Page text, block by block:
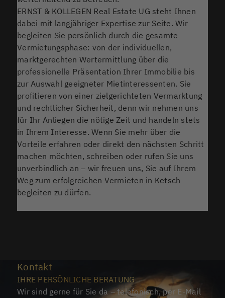
ERNST & KOLLEGEN Real Estate UG steht Ihnen
dabei mit langjähriger Expertise zur Seite. Wir
begleiten Sie persönlich durch die gesamte
Vermietungsphase: von der individuellen,
marktgerechten Wertermittlung über die
professionelle Präsentation Ihrer Immobilie bis
zur Auswahl geeigneter Mietinteressenten. Sie
profitieren von einer zielgerichteten Vermarktung
und rechtlicher Sicherheit, denn wir nehmen uns
für Ihr Anliegen die nötige Zeit und handeln stets
in Ihrem Interesse. Wenn Sie mehr über die
Vorteile erfahren oder direkt den nächsten Schritt
machen möchten, schreiben oder rufen Sie uns
unverbindlich an – wir freuen uns, Sie auf Ihrem
Weg zum erfolgreichen Vermieten in Ketsch
begleiten zu dürfen.
Kontakt
IHRE PERSÖNLICHE BERATUNG
Wir sind gerne für Sie da – telefonisch, per E-Mail